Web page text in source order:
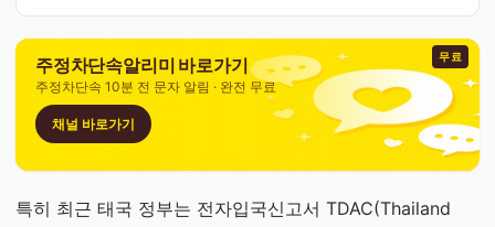
무료
주정차단속알리미 바로가기
주정차단속 10분 전 문자 알림 · 완전 무료
채널 바로가기
특히 최근 태국 정부는 전자입국신고서 TDAC(Thailand